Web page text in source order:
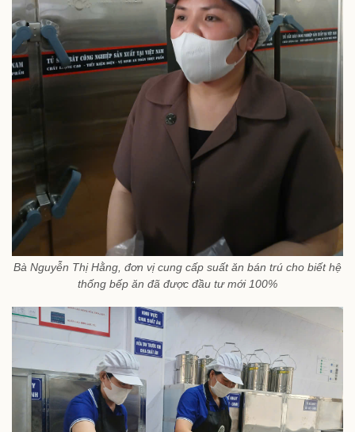
Bà Nguyễn Thị Hằng, đơn vị cung cấp suất ăn bán trú cho biết hệ
thống bếp ăn đã được đầu tư mới 100%